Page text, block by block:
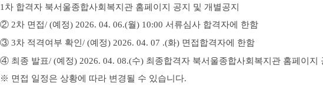
1 차 합격자 북서울종합사회복지관 홈페이지 공지 및 개별공지
② 2차 면접/ (예정) 2026. 04. 06.(월) 10:00 서류심사 합격자에 한함
③ 3차 적격여부 확인 / (예정) 2026. 04. 07 .(화) 면접합격자에 한함
④ 최종 발표/ (예정) 2026. 04. 08.(수) 최종합격자 북서울종합사회복지관 홈페이지
※ 면접 일정은 상황에 따라 변경될 수 있습니다.